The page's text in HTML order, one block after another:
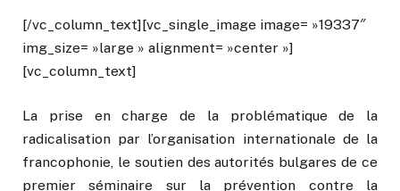
[/vc_column_text][vc_single_image image= »19337″
img_size= »large » alignment= »center »]
[vc_column_text]
La prise en charge de la problématique de la
radicalisation par l’organisation internationale de la
francophonie, le soutien des autorités bulgares de ce
premier séminaire sur la prévention contre la